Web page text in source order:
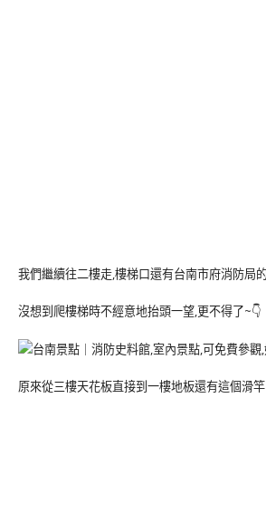
我們繼續往二樓走,樓梯口還有台南市府消防局
沒想到爬樓梯時不經意地抬頭一望,更不得了~👇
原來從三樓天花板直接到一樓地板還有這個滑竿